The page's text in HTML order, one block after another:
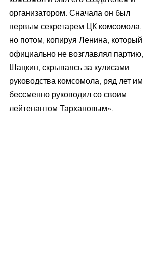
организатором. Сначала он был
первым секретарем ЦК комсомола,
но потом, копируя Ленина, который
официально не возглавлял партию,
Шацкин, скрываясь за кулисами
руководства комсомола, ряд лет им
бессменно руководил со своим
лейтенантом Тархановым».